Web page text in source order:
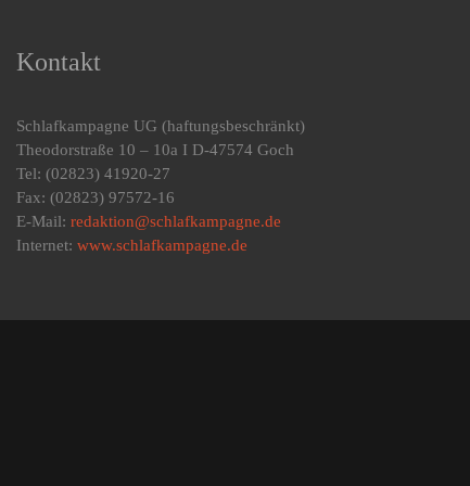
Kontakt
Schlafkampagne UG (haftungsbeschränkt)
Theodorstraße 10 – 10a I D-47574 Goch
Tel: (02823) 41920-27
Fax: (02823) 97572-16
E-Mail: redaktion@schlafkampagne.de
Internet: www.schlafkampagne.de